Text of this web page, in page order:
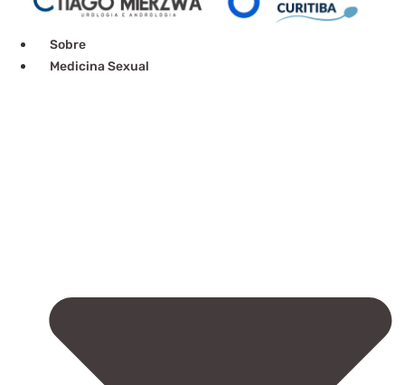
Sobre
Medicina Sexual